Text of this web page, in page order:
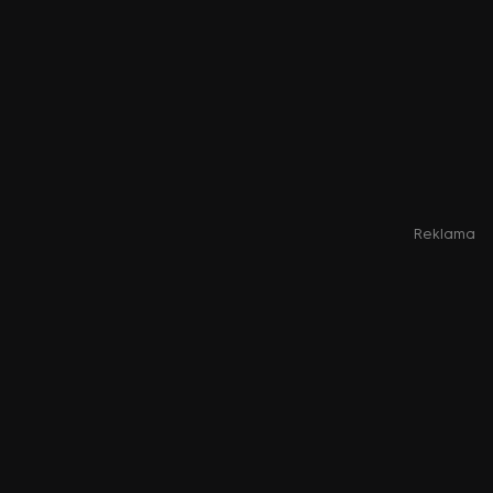
Reklama